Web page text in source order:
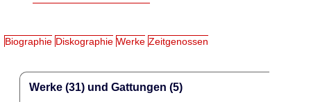
Biographie Diskographie Werke Zeitgenossen
Werke (31) und Gattungen (5)